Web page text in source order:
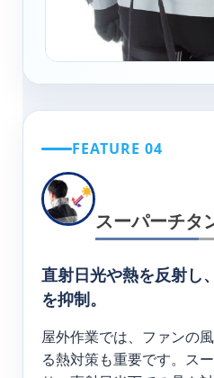
FEATURE 04
スーパーチタ
直射日光や熱を反射し
を抑制。
屋外作業では、ファンの
る熱対策も重要です。ス